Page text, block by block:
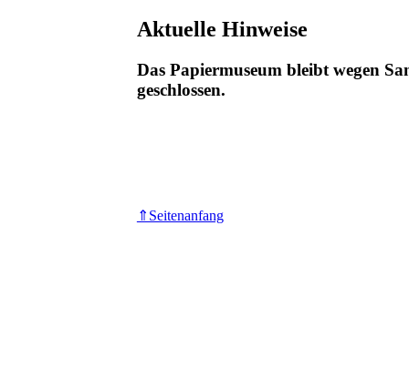
Aktuelle Hinweise
Das Papiermuseum bleibt wegen
geschlossen.
⇑Seitenanfang